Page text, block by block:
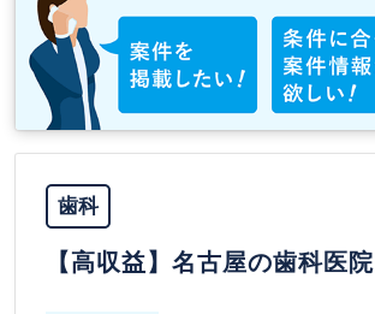
歯科
【高収益】名古屋の歯科医院